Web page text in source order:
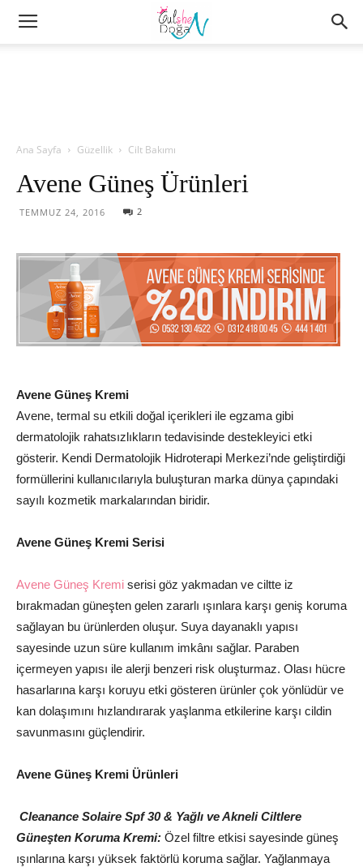
Ana Sayfa Güzellik Cilt Bakımı
Avene Güneş Ürünleri
TEMMUZ 24, 2016 2
Avene Güneş Kremi
Avene, termal su etkili doğal içerikleri ile egzama gibi
dermatolojik rahatsızlıkların tedavisinde destekleyici etki
gösterir. Kendi Dermatolojik Hidroterapi Merkezi’nde geliştirdiği
formüllerini kullanıcılarıyla buluşturan marka dünya çapındaki
sayılı kozmetik markalarından biridir.
Avene Güneş Kremi Serisi
Avene Güneş Kremi serisi göz yakmadan ve ciltte iz
bırakmadan güneşten gelen zararlı ışınlara karşı geniş koruma
sağlayan bu ürünlerden oluşur. Suya dayanaklı yapısı
sayesinde uzun süre kullanım imkânı sağlar. Paraben
içermeyen yapısı ile alerji benzeri risk oluşturmaz. Olası hücre
hasarlarına karşı koruyu etki gösteren ürünler çok yönlüdür ve
kan dolaşımını hızlandırarak yaşlanma etkilerine karşı cildin
savunmasını güçlendirir.
Avene Güneş Kremi Ürünleri
Cleanance Solaire Spf 30 & Yağlı ve Akneli Ciltlere
Güneşten Koruma Kremi: Özel filtre etkisi sayesinde güneş
ışınlarına karşı yüksek faktörlü koruma sağlar. Yağlanmaya